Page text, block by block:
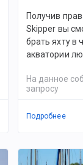
Получив
Skipper вы
брать яхту в
акватории
На данное
запросу
Подробнее